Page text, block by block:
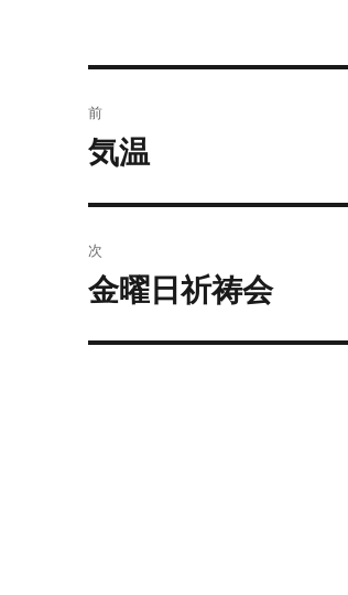
稿
ゲ
前
過
の
投
稿:
気温
次
次
投
金曜日祈祷会